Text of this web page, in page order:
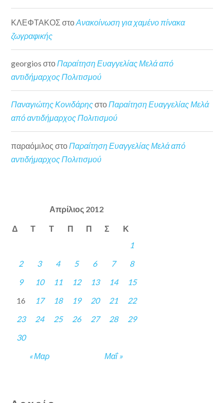
ΚΛΕΦΤΑΚΟΣ στοΑνακοίνωση για χαμένο πίνακα
ζωγραφικής
georgios στοΠαραίτηση Ευαγγελίας Μελά από
αντιδήμαρχος Πολιτισμού
Παναγιώτης ΚονιδάρηςστοΠαραίτηση Ευαγγελίας Μελά
από αντιδήμαρχος Πολιτισμού
παραόμιλος στο Παραίτηση Ευαγγελίας Μελά από
αντιδήμαρχος Πολιτισμού
Απρίλιος 2012
Δ Τ Τ Π Π Σ Κ
« Μαρ Μαΐ »
1
2
3 4 5 6 7
8
9
10 11 12 13 14
15
16
17 18 19 20 21
22
23
24 25 26 27 28
29
30